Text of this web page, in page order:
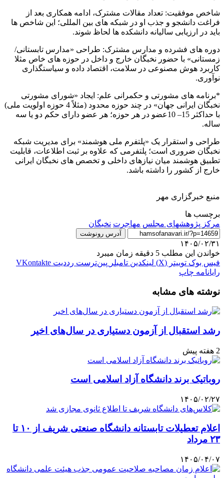
شاخص موفقیت: تعداد مقالات مشترک، ادامه همکاری بعد از
فراغت دانشجو و جذب او در شبکه های بین المللی؛ این شاخص ها
باید در ارزیابی سالیانه دانشکده ها لحاظ شوند.
دوره های فشرده و مدارس مشترک: طراحی «مدارس تابستانی/
زمستانی» با حضور نخبگان خارج و داخل در حوزه های خاص مثلا
کاربرد هوش مصنوعی در سلامت، اقتصاد داده و سیاستگذاری
نوآوری.
*برنامه های مشورتی و حکمرانی علم: ایجاد «شورای مشورتی
نخبگان ایرانی جهان» در چند حوزه محدود (مثلاً 4 حوزه اولویت ملی)
با حداکثر 15– 10عضو در هر حوزه؛ هر عضو دارای حکم دو یا سه
ساله.
طراحی و استقرار یک «پلتفرم ملی هوشمند» برای مدیریت شبکه
نخبگان ضروری است؛ پلتفرمی که علاوه بر ثبت اطلاعات، قابلیت
تطبیق هوشمند میان نیازهای داخلی و تخصص های نخبگان ایرانی
خارج از کشور را داشته باشد.
منبع خبرگزاری مهر
برچسب ها
مرکز پژوهشهای مجلس مهاجرت نخبگان
آدرس رونوشت
۱۴۰۵/۰۲/۳۱
خواندن این مطلب 5 دقیقه زمان میبرد
فیس بوک توییتر (X) لینکدین ‫تامبلر ‫پین‌ترست ‫رددیت ‫VKontakte
رایانامه چاپ
نوشته های مشابه
رشد استقبال از آزمون دستیاری در سال‌های اخیر
2 هفته پیش
روباتیک برند دانشگاه آزاد اسلامی است
۱۴۰۵/۰۲/۲۷
اعلام تعطیلات تابستانه دانشگاه صنعتی شریف از ۱۰ تا
۲۳ مرداد
۱۴۰۵/۰۴/۰۷